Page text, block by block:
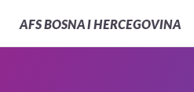
AFSBOSNA I HERCEGOVINA